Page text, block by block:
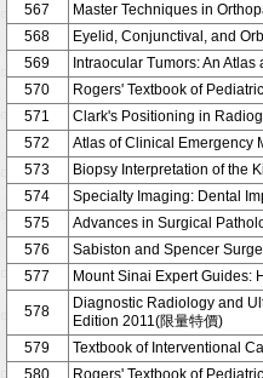
567
Master Techniques in
568
Eyelid, Conjunctival, and
569
Intraocular Tumors: An Atlas
570
Rogers' Textbook of
571
Clark's Positioning in
572
Atlas of Clinical Emergency
573
Biopsy Interpretation of the
574
Specialty Imaging: Dental
575
Advances in Surgical
576
Sabiston and Spencer
577
Mount Sinai Expert Guides:
578
Diagnostic Radiology and
Edition 2011(限量特價)
579
Textbook of Interventional
580
Rogers' Textbook of